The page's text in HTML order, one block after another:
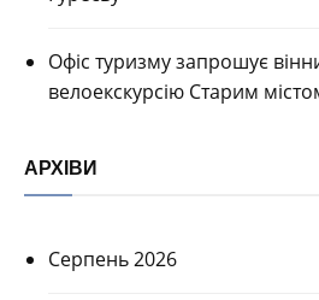
Офіс туризму запрошує
велоекскурсію Старим
АРХІВИ
Серпень 2026